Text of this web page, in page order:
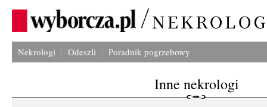
Nekrologi Odeszli Poradnik pogrzebowy
Inne nekrologi